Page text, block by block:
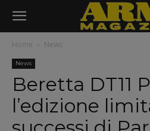
Home News
News
Beretta DT11
l’edizione